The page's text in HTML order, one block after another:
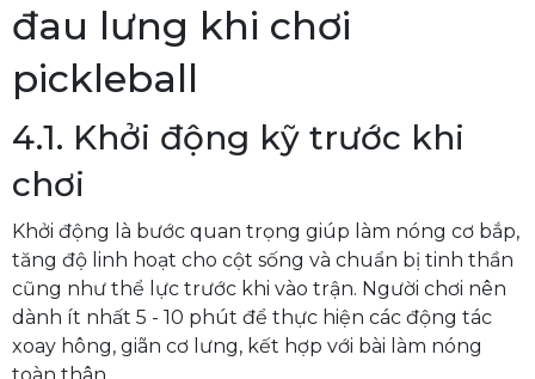
đau lưng khi chơi
pickleball
4.1. Khởi động kỹ trước khi
chơi
Khởi động là bước quan trọng giúp làm nóng cơ bắp,
tăng độ linh hoạt cho cột sống và chuẩn bị tinh thần
cũng như thể lực trước khi vào trận. Người chơi nên
dành ít nhất 5 - 10 phút để thực hiện các động tác
xoay hông, giãn cơ lưng, kết hợp với bài làm nóng